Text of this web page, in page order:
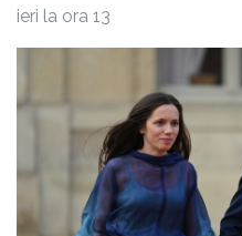
ieri la ora 13